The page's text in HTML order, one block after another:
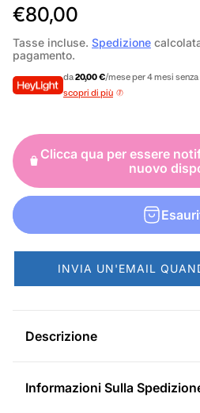
P
r
e
z
o
n
o
r
m
a
l
€80,00
Tasse incluse. Spedizione
pagamento.
da20,00 €/mese per 4 mesi
scopri di più
Clicca qua per essere
nuovo
INVIA UN'EMAIL
Descrizione
Informazioni Sulla